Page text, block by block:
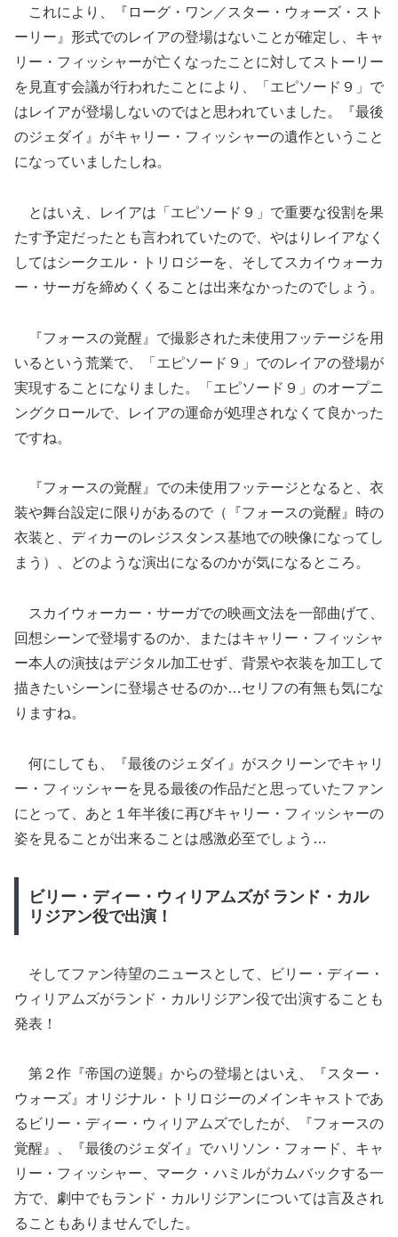
これにより、『ローグ・ワン／スター・ウォーズ・スト
ーリー』形式でのレイアの登場はないことが確定し、キャ
リー・フィッシャーが亡くなったことに対してストーリー
を見直す会議が行われたことにより、「エピソード９」で
はレイアが登場しないのではと思われていました。『最後
のジェダイ』がキャリー・フィッシャーの遺作ということ
になっていましたしね。
とはいえ、レイアは「エピソード９」で重要な役割を果
たす予定だったとも言われていたので、やはりレイアなく
してはシークエル・トリロジーを、そしてスカイウォーカ
ー・サーガを締めくくることは出来なかったのでしょう。
『フォースの覚醒』で撮影された未使用フッテージを用
いるという荒業で、「エピソード９」でのレイアの登場が
実現することになりました。「エピソード９」のオープニ
ングクロールで、レイアの運命が処理されなくて良かった
ですね。
『フォースの覚醒』での未使用フッテージとなると、衣
装や舞台設定に限りがあるので（『フォースの覚醒』時の
衣装と、ディカーのレジスタンス基地での映像になってし
まう）、どのような演出になるのかが気になるところ。
スカイウォーカー・サーガでの映画文法を一部曲げて、
回想シーンで登場するのか、またはキャリー・フィッシャ
ー本人の演技はデジタル加工せず、背景や衣装を加工して
描きたいシーンに登場させるのか…セリフの有無も気にな
りますね。
何にしても、『最後のジェダイ』がスクリーンでキャリ
ー・フィッシャーを見る最後の作品だと思っていたファン
にとって、あと１年半後に再びキャリー・フィッシャーの
姿を見ることが出来ることは感激必至でしょう…
ビリー・ディー・ウィリアムズが ランド・カル
リジアン役で出演！
そしてファン待望のニュースとして、ビリー・ディー・
ウィリアムズがランド・カルリジアン役で出演することも
発表！
第２作『帝国の逆襲』からの登場とはいえ、『スター・
ウォーズ』オリジナル・トリロジーのメインキャストであ
るビリー・ディー・ウィリアムズでしたが、『フォースの
覚醒』、『最後のジェダイ』でハリソン・フォード、キャ
リー・フィッシャー、マーク・ハミルがカムバックする一
方で、劇中でもランド・カルリジアンについては言及され
ることもありませんでした。